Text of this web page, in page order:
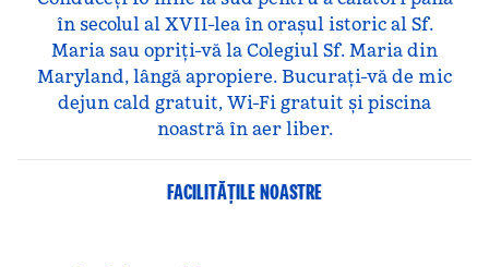
în secolul al XVII-lea în orașul istoric al Sf.
Maria sau opriți-vă la Colegiul Sf. Maria din
Maryland, lângă apropiere. Bucurați-vă de mic
dejun cald gratuit, Wi-Fi gratuit și piscina
noastră în aer liber.
FACILITĂŢILE NOASTRE